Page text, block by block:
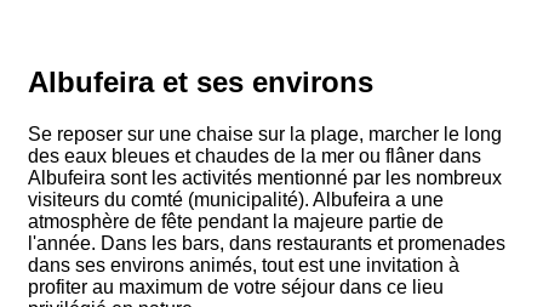
Albufeira et ses environs
Se reposer sur une chaise sur la plage, marcher le long
des eaux bleues et chaudes de la mer ou flâner dans
Albufeira sont les activités mentionné par les nombreux
visiteurs du comté (municipalité). Albufeira a une
atmosphère de fête pendant la majeure partie de
l'année. Dans les bars, dans restaurants et promenades
dans ses environs animés, tout est une invitation à
profiter au maximum de votre séjour dans ce lieu